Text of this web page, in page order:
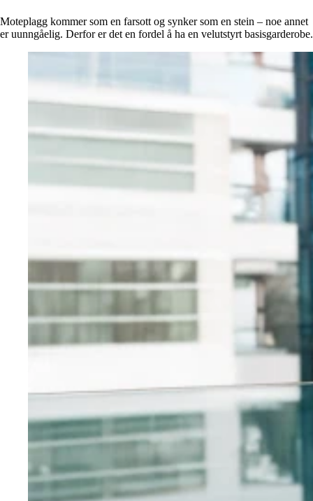
Reise
Informasjon
Tilbehør
Klær
Reise
Informasjon
Tilbehør
Målsøm
Moteplagg kommer som en farsott og synker som en stein – noe annet
er uunngåelig. Derfor er det en fordel å ha en velutstyrt basisgarderobe.